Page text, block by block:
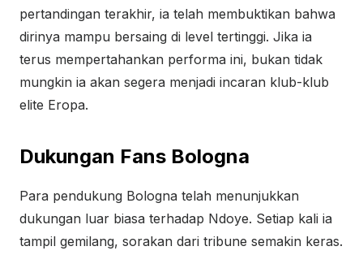
pertandingan terakhir, ia telah membuktikan bahwa
dirinya mampu bersaing di level tertinggi. Jika ia
terus mempertahankan performa ini, bukan tidak
mungkin ia akan segera menjadi incaran klub-klub
elite Eropa.
Dukungan Fans Bologna
Para pendukung Bologna telah menunjukkan
dukungan luar biasa terhadap Ndoye. Setiap kali ia
tampil gemilang, sorakan dari tribune semakin keras.